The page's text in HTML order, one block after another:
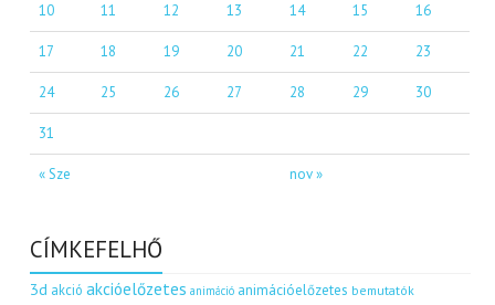
« Sze nov »
10 11 12 13 14 15 16
17 18 19 20 21 22 23
24 25 26 27 28 29 30
31
CÍMKEFELHŐ
3d akció akcióelőzetes animáció animációelőzetes bemutatók